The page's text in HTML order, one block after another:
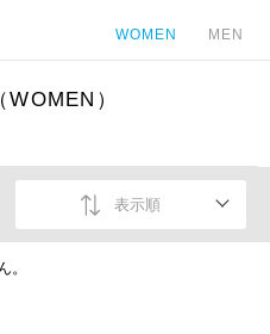
WOMEN MEN
）
表示順
。